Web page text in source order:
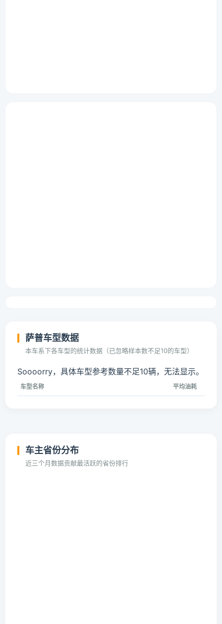
萨普车型数据
本车系下各车型的统计数据（已忽略样本数不足10的车型）
Soooorry，具体车型参考数量不足10辆，无法显示。
车型名称 平均油耗
车主省份分布
近三个月数据贡献最活跃的省份排行